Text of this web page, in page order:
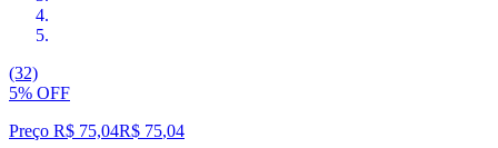
(32)
5% OFF
Preço R$ 75,04R$ 75,04